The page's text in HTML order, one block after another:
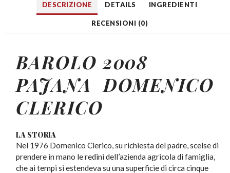
DESCRIZIONE DETAILS INGREDIENTI
RECENSIONI (0)
BAROLO 2008
PAJANA DOMENICO
CLERICO
LA STORIA
Nel 1976 Domenico Clerico, su richiesta del padre, scelse di
prendere in mano le redini dell’azienda agricola di famiglia,
che ai tempi si estendeva su una superficie di circa cinque